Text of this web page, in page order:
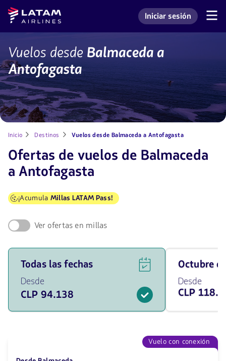
Saltar
menú.
Saltar al
contenido
principal.
Navegación
de
usuario.
Latam
Airlines
Ingresar a mi cuenta
Iniciar sesión
Vuelos
desde
Balmaceda
a
Antofagasta
Vuelos desde Balmaceda a
Antofagasta
Inicio Destinos Vuelos desde Balmaceda a Antofagasta
Ofertas de vuelos de Balmaceda
a Antofagasta
¡Acumula Millas LATAM Pass!
Ver ofertas en millas
Ver
ofertas
de
vuelos
para
las
Todas las fechas
Desde
CLP 94.138
Viaja
en
octubre
de
2026
118138
octubre
Desde
CLP
Vuelo con conexión